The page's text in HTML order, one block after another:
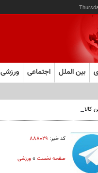
بین الملل اجتماعی ورزشی
کد خبر: ۸۸۸۰۲۹
صفحه نخست»ورزشی